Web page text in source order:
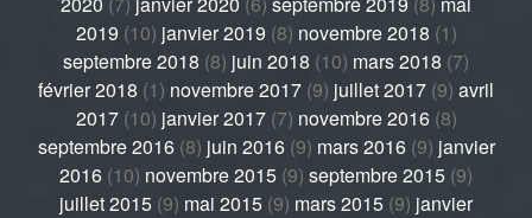
2019 (10) janvier 2019 (8) novembre 2018 (1)
septembre 2018 (8) juin 2018 (10) mars 2018 (7)
février 2018 (1) novembre 2017 (9) juillet 2017 (9) avril
2017(10) janvier 2017(7) novembre 2016(8)
septembre 2016(8) juin 2016(9) mars 2016(9) janvier
2016 (10) novembre 2015 (9) septembre 2015 (9)
juillet 2015 (9) mai 2015 (9) mars 2015 (9) janvier